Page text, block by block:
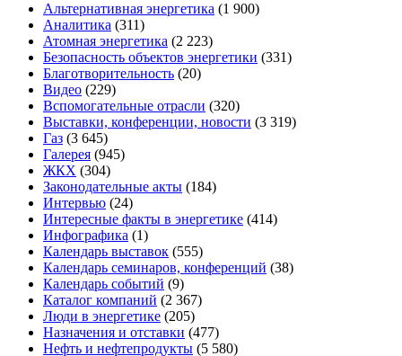
Альтернативная энергетика (1 900)
Аналитика (311)
Атомная энергетика (2 223)
Безопасность объектов энергетики (331)
Благотворительность (20)
Видео (229)
Вспомогательные отрасли (320)
Выставки, конференции, новости (3 319)
Газ (3 645)
Галерея (945)
ЖКХ (304)
Законодательные акты (184)
Интервью (24)
Интересные факты в энергетике (414)
Инфографика (1)
Календарь выставок (555)
Календарь семинаров, конференций (38)
Календарь событий (9)
Каталог компаний (2 367)
Люди в энергетике (205)
Назначения и отставки (477)
Нефть и нефтепродукты (5 580)